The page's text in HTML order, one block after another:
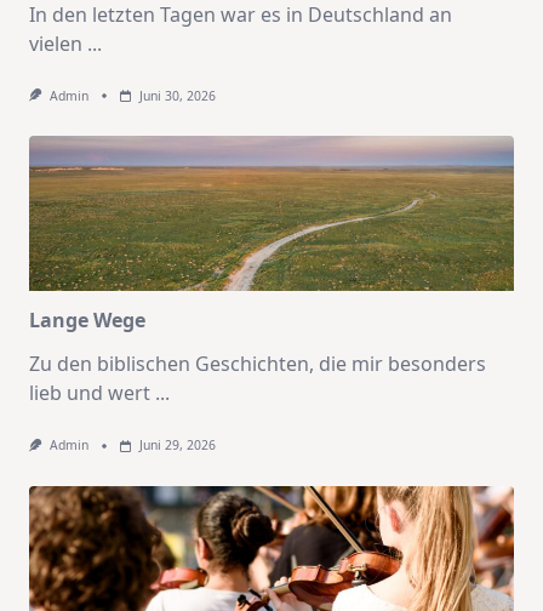
In den letzten Tagen war es in Deutschland an
vielen ...
Admin Juni 30, 2026
Lange Wege
Zu den biblischen Geschichten, die mir besonders
lieb und wert ...
Admin Juni 29, 2026